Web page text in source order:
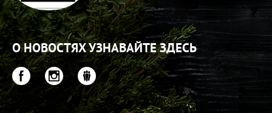
О НОВОСТЯХ УЗНАВАЙТЕ ЗДЕСЬ